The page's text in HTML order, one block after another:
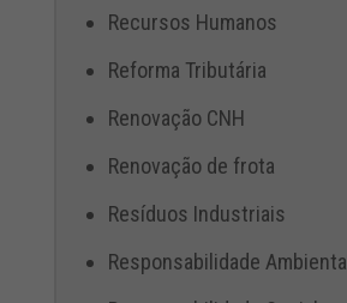
Recursos Humanos
Reforma Tributária
Renovação CNH
Renovação de frota
Resíduos Industriais
Responsabilidade Ambiental